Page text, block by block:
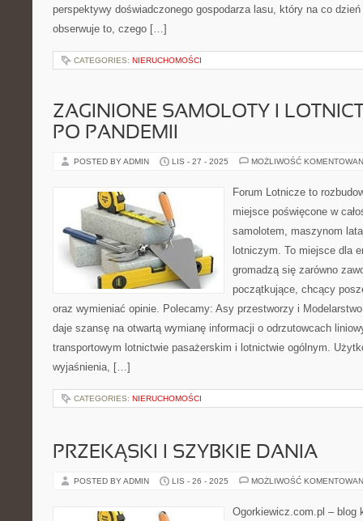
perspektywy doświadczonego gospodarza lasu, który na co
obserwuje to, czego […]
CATEGORIES: NIERUCHOMOŚCI
ZAGINIONE SAMOLOTY I
PO PANDEMII
POSTED BY ADMIN LIS - 27 - 2025 MOŻLIWOŚĆ
Forum Lotnicze to
miejsce poświęcone w
samolotem, maszynom
lotniczym. To miejsce dla
gromadzą się zarówno
początkujące, chcący
oraz wymieniać opinie. Polecamy: Asy przestworzy i
daje szansę na otwartą wymianę informacji o odrzutowcach
transportowym lotnictwie pasażerskim i lotnictwie ogólnym.
wyjaśnienia, […]
CATEGORIES: NIERUCHOMOŚCI
PRZEKĄSKI I SZYBKIE DANIA
POSTED BY ADMIN LIS - 26 - 2025 MOŻLIWOŚĆ
Ogorkiewicz.com.pl – blog